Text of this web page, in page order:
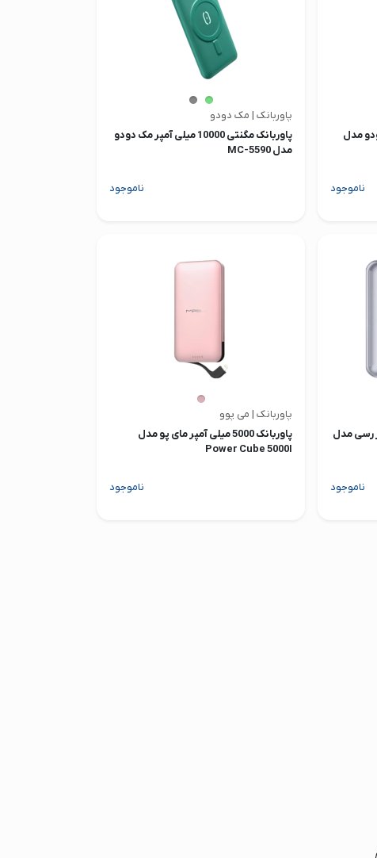
دودو مدل
ناموجود
پاوربانک | مک دودو
پاوربانک مگنتی 10000 میلی آمپر مک دودو
مدل MC-5590
ناموجود
میلی آمپر رسی مدل
ناموجود
پاوربانک | می پوو
پاوربانک 5000 میلی آمپر مای پو مدل
Power Cube 5000I
ناموجود